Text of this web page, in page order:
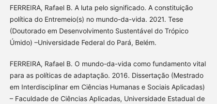
FERREIRA, Rafael B. A luta pelo significado. A constituição
política do Entremeio(s) no mundo-da-vida. 2021. Tese
(Doutorado em Desenvolvimento Sustentável do Trópico
Úmido) –Universidade Federal do Pará, Belém.
FERREIRA, Rafael B. O mundo-da-vida como fundamento vital
para as políticas de adaptação. 2016. Dissertação (Mestrado
em Interdisciplinar em Ciências Humanas e Sociais Aplicadas)
– Faculdade de Ciências Aplicadas, Universidade Estadual de